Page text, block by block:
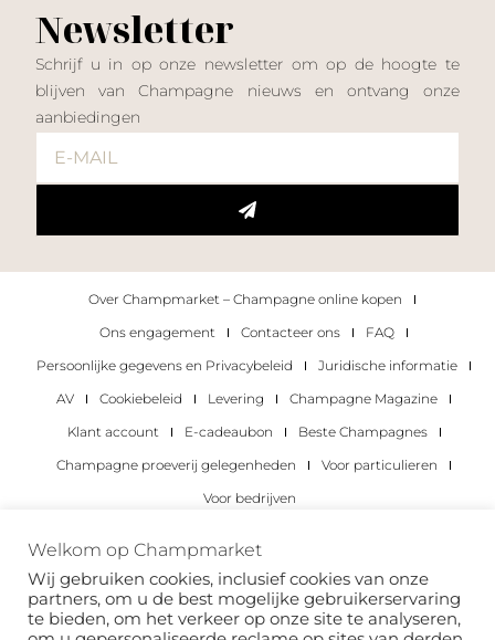
Newsletter
Schrijf u in op onze newsletter om op de hoogte te
blijven van Champagne nieuws en ontvang onze
aanbiedingen
Over Champmarket – Champagne online kopen
Ons engagement
Contacteer ons
FAQ
Persoonlijke gegevens en Privacybeleid
Juridische informatie
AV
Cookiebeleid Levering
Champagne Magazine
Klant account
E-cadeaubon
Beste Champagnes
Champagne proeverij gelegenheden
Voor particulieren
Voor bedrijven
Copyright 2022 © alle rechten voorbehouden.
Welkom op Champmarket
Wij gebruiken cookies, inclusief cookies van onze
partners, om u de best mogelijke gebruikerservaring
te bieden, om het verkeer op onze site te analyseren,